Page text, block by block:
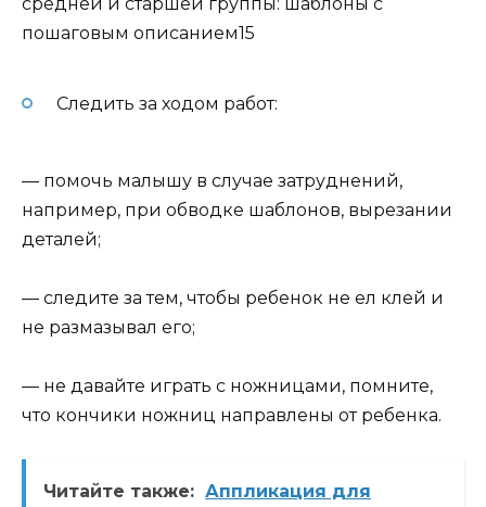
Следить за ходом работ:
— помочь малышу в случае затруднений,
например, при обводке шаблонов, вырезании
деталей;
— следите за тем, чтобы ребенок не ел клей и
не размазывал его;
— не давайте играть с ножницами, помните,
что кончики ножниц направлены от ребенка.
Читайте также: Аппликация для